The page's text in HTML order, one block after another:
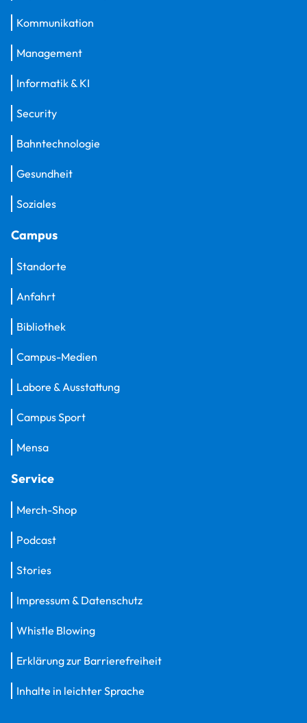
Kommunikation
Management
Informatik & KI
Security
Bahntechnologie
Gesundheit
Soziales
Campus
Standorte
Anfahrt
Bibliothek
Campus-Medien
Labore & Ausstattung
Campus Sport
Mensa
Service
Merch-Shop
Podcast
Stories
Impressum & Datenschutz
Whistle Blowing
Erklärung zur Barrierefreiheit
Inhalte in leichter Sprache